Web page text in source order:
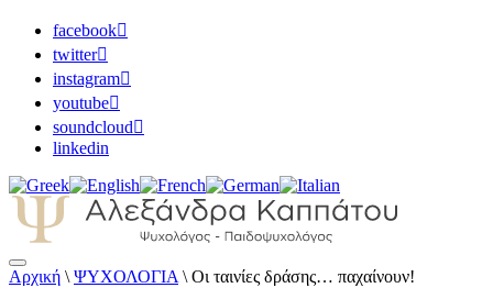
facebook
twitter
instagram
youtube
soundcloud
linkedin
Αλεξάνδρα Καππάτου Ψυχολόγος –
Αρχική \ ΨΥΧΟΛΟΓΙΑ \ Οι ταινίες δράσης… παχαίνουν!